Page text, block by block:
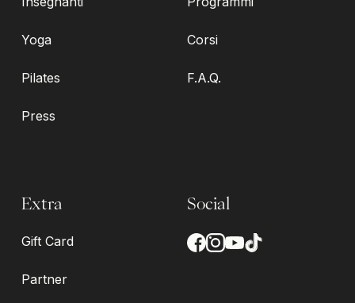
Yoga
Pilates
Press
Corsi
F.A.Q.
Extra
Gift Card
Partner
Social